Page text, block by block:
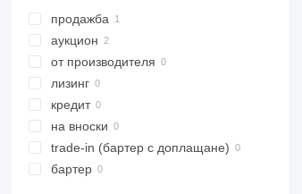
продажба
аукцион
от производителя
лизинг
кредит
на вноски
trade-in (бартер с доплащане)
бартер